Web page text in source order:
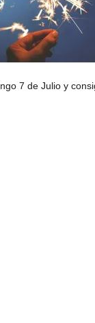
7 de Julio y